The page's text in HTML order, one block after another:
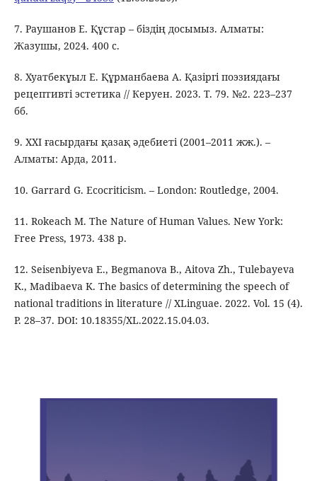
7. Раушанов Е. Құстар – біздің досымыз. Алматы:
Жазушы, 2024. 400 с.
8. Хуатбекұыл Е. Құрманбаева А. Қазіргі поэзиядағы
рецептивті эстетика // Керуен. 2023. Т. 79. №2. 223–237
бб.
9. ХХІ ғасырдағы қазақ әдебиеті (2001–2011 жж.). –
Алматы: Арда, 2011.
10. Garrard G. Ecocriticism. – London: Routledge, 2004.
11. Rokeach M. The Nature of Human Values. New York:
Free Press, 1973. 438 p.
12. Seisenbiyeva E., Begmanova B., Aitova Zh., Tulebayeva
K., Madibaeva K. The basics of determining the speech of
national traditions in literature // XLinguae. 2022. Vol. 15 (4).
P. 28–37. DOI: 10.18355/XL.2022.15.04.03.